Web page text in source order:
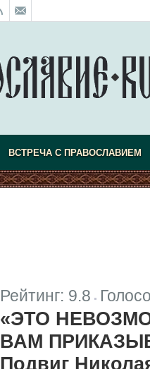
ВСТРЕЧА С ПРАВОСЛАВИЕМ
Рейтинг: 9.8
«ЭТО
ВАМ
Подвиг